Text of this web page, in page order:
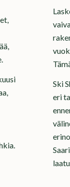
Ski
eri